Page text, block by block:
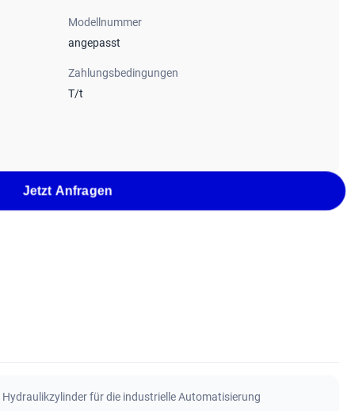
Modellnummer
angepasst
Zahlungsbedingungen
T/t
Jetzt Anfragen
Hydraulikzylinder für die industrielle Automatisierung